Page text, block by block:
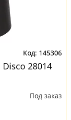
145306
28014
Под заказ